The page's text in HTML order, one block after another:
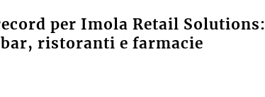
per Imola Retail Solutions:
ristoranti e farmacie